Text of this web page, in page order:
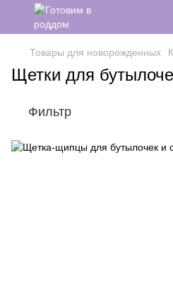
Товары для новорожденных
Щетки для
Фильтр